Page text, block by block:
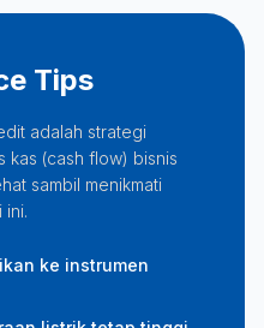
Tips
adalah strategi
kas (cash flow) bisnis
sambil menikmati
ini.
ke instrumen